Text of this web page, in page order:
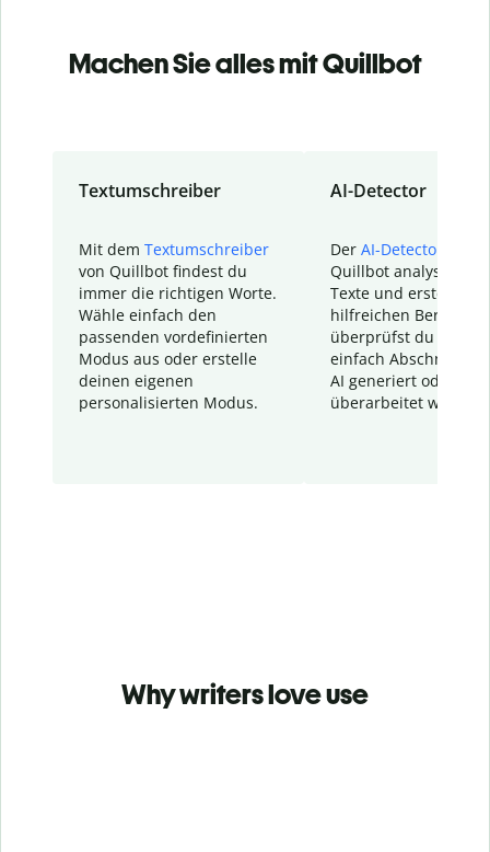
Machen Sie alles mit Quillbot
Textumschreiber
Mit dem Textumschreiber
von Quillbot findest du
immer die richtigen Worte.
Wähle einfach den
passenden vordefinierten
Modus aus oder erstelle
deinen eigenen
personalisierten Modus.
AI-Detector
Der AI-Detector
Quillbot analysiert
Texte und erstellt
hilfreichen Bericht.
überprüfst du
einfach Abschnitte,
AI generiert oder
überarbeitet wurden.
Why writers love use